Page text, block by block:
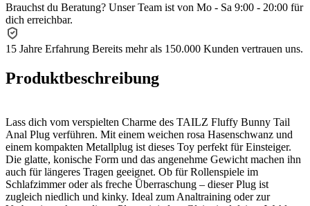
Brauchst du Beratung? Unser Team ist von Mo - Sa 9:00 - 20:00 für
dich erreichbar.
15 Jahre Erfahrung Bereits mehr als 150.000 Kunden vertrauen uns.
Produktbeschreibung
Lass dich vom verspielten Charme des TAILZ Fluffy Bunny Tail
Anal Plug verführen. Mit einem weichen rosa Hasenschwanz und
einem kompakten Metallplug ist dieses Toy perfekt für Einsteiger.
Die glatte, konische Form und das angenehme Gewicht machen ihn
auch für längeres Tragen geeignet. Ob für Rollenspiele im
Schlafzimmer oder als freche Überraschung – dieser Plug ist
zugleich niedlich und kinky. Ideal zum Analtraining oder zur